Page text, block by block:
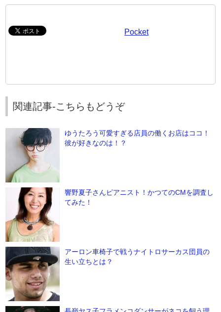
Pocket
関連記事-こちらもどうぞ
ゆうたろう可愛すぎる店員の働くお店はココ！
彼が好きなのは！？
響野夏子さんピアニスト！かつてのCMを調査し
てみた！
アーロン車椅子で戦うナイトロサーカス団員の
生い立ちとは？